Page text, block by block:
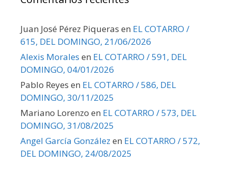
Juan José Pérez Piqueras en EL COTARRO /
615, DEL DOMINGO, 21/06/2026
Alexis Morales en EL COTARRO / 591, DEL
DOMINGO, 04/01/2026
Pablo Reyes en EL COTARRO / 586, DEL
DOMINGO, 30/11/2025
Mariano Lorenzo en EL COTARRO / 573, DEL
DOMINGO, 31/08/2025
Angel García González en EL COTARRO / 572,
DEL DOMINGO, 24/08/2025